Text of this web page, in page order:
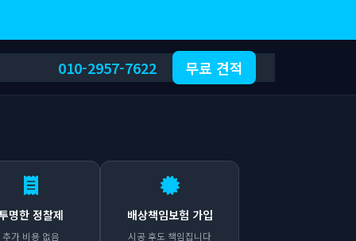
010-2957-7622 무료 견적
명한 정찰제
추가 비용 없음
배상책임보험 가입
시공 후도 책임집니다